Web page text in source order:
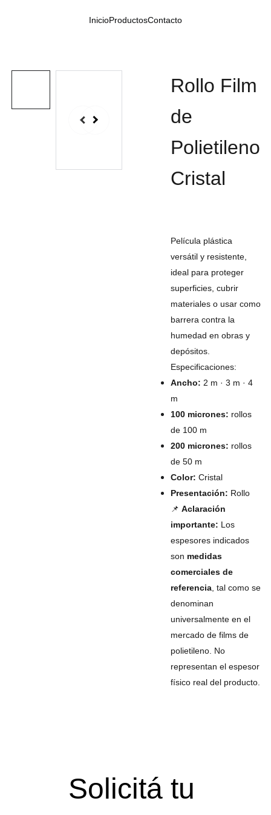
InicioProductosContacto
Rollo Film
de
Polietileno
Cristal
Película plástica
versátil y resistente,
ideal para proteger
superficies, cubrir
materiales o usar como
barrera contra la
humedad en obras y
depósitos.
Especificaciones:
Ancho: 2 m · 3 m · 4
m
100 micrones: rollos
de 100 m
200 micrones: rollos
de 50 m
Color: Cristal
Presentación: Rollo
📌 Aclaración
importante: Los
espesores indicados
son medidas
comerciales de
referencia, tal como se
denominan
universalmente en el
mercado de films de
polietileno. No
representan el espesor
físico real del producto.
Solicitá tu